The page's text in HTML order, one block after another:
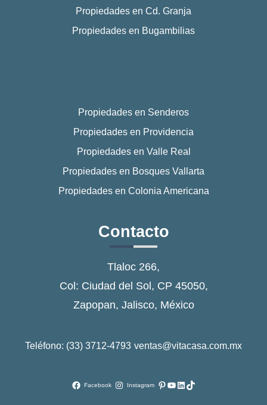
Propiedades en Cd. Granja
Propiedades en Bugambilias
Propiedades en Senderos
Propiedades en Providencia
Propiedades en Valle Real
Propiedades en Bosques Vallarta
Propiedades en Colonia Americana
Contacto
Tlaloc 266,
Col: Ciudad del Sol, CP 45050,
Zapopan, Jalisco, México
Teléfono: (33) 3712-4793 ventas@vitacasa.com.mx
Facebook Instagram Pinterest
YouTube
LinkedIn
TikTok